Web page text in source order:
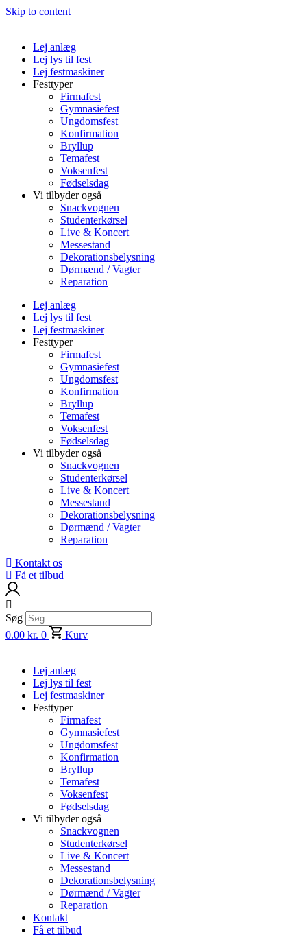
Skip to content
Lej anlæg
Lej lys til fest
Lej festmaskiner
Festtyper
Firmafest
Gymnasiefest
Ungdomsfest
Konfirmation
Bryllup
Temafest
Voksenfest
Fødselsdag
Vi tilbyder også
Snackvognen
Studenterkørsel
Live & Koncert
Messestand
Dekorationsbelysning
Dørmænd / Vagter
Reparation
Lej anlæg
Lej lys til fest
Lej festmaskiner
Festtyper
Firmafest
Gymnasiefest
Ungdomsfest
Konfirmation
Bryllup
Temafest
Voksenfest
Fødselsdag
Vi tilbyder også
Snackvognen
Studenterkørsel
Live & Koncert
Messestand
Dekorationsbelysning
Dørmænd / Vagter
Reparation
Kontakt os
Få et tilbud
Søg
0.00 kr. 0 Kurv
Lej anlæg
Lej lys til fest
Lej festmaskiner
Festtyper
Firmafest
Gymnasiefest
Ungdomsfest
Konfirmation
Bryllup
Temafest
Voksenfest
Fødselsdag
Vi tilbyder også
Snackvognen
Studenterkørsel
Live & Koncert
Messestand
Dekorationsbelysning
Dørmænd / Vagter
Reparation
Kontakt
Få et tilbud